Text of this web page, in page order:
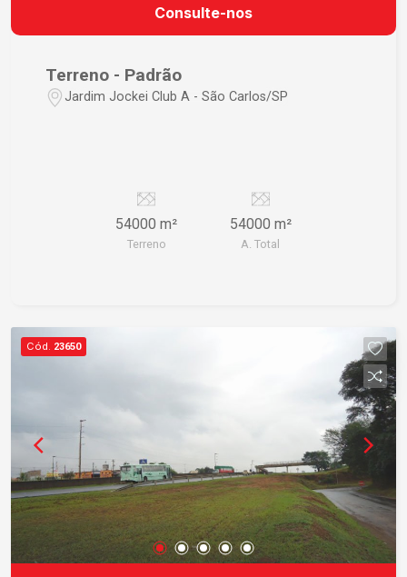
Consulte-nos
Terreno - Padrão
Jardim Jockei Club A - São Carlos/SP
54000 m²
Terreno
54000 m²
A. Total
Cód. 23650